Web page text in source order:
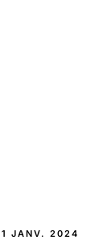
1 JANV. 2024